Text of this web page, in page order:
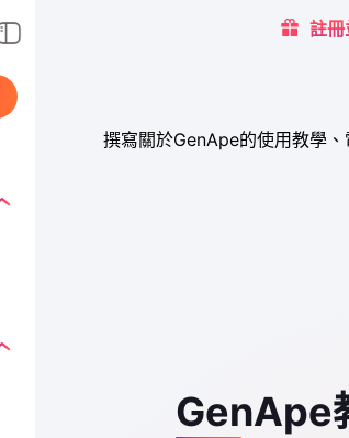
註
撰寫關於GenApe的使用教學
GenApe